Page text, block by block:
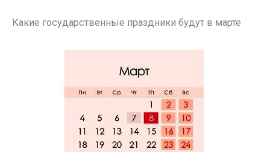
Какие государственные праздники будут в марте